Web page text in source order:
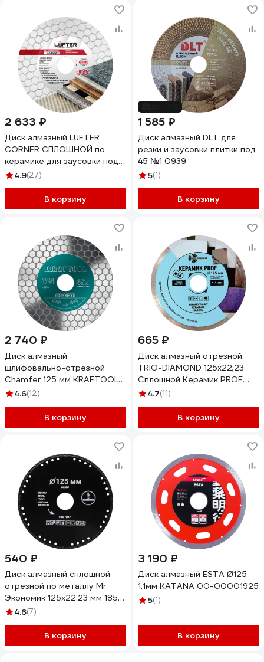
2 633 ₽
Диск алмазный LUFTER
CORNER СПЛОШНОЙ по
керамике для заусовки под
45 125 мм 006-125
4.9(27)
В корзину
1 585 ₽
Диск алмазный DLT для
резки и заусовки плитки под
45 №1 0939
5(1)
В корзину
2 740 ₽
Диск алмазный
шлифовально-отрезной
Chamfer 125 мм KRAFTOOL
36689-125
4.6(12)
В корзину
665 ₽
Диск алмазный отрезной
TRIO-DIAMOND 125x22,23
Сплошной Керамик PROF
супер тонкий 3701250
4.7(11)
В корзину
540 ₽
Диск алмазный сплошной
отрезной по металлу Mr.
Экономик 125x22.23 мм 185-
1074.6(7)
В корзину
3 190 ₽
Диск алмазный ESTA Ø125
1,1мм KATANA 00-00001925
5(1)
В корзину